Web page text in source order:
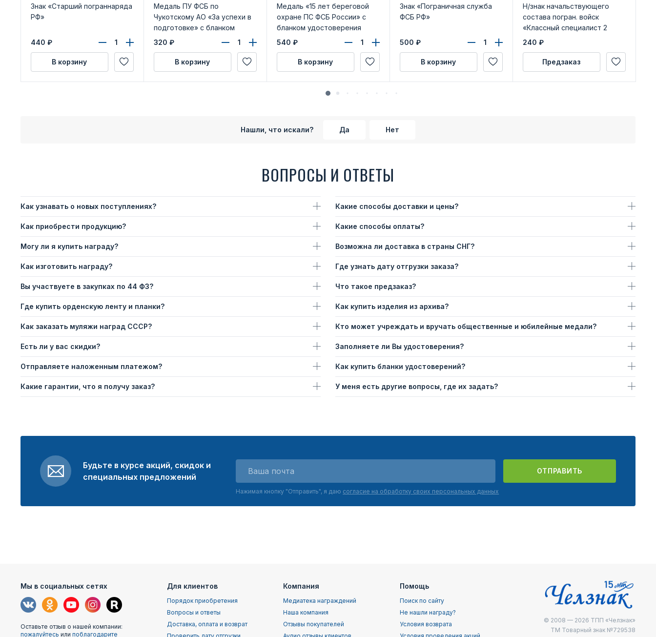
Знак «Старший пограннаряда
РФ»
440 ₽
В корзину
Медаль ПУ ФСБ по
Чукотскому АО «За успехи в
подготовке» с бланком
удостоверения
320 ₽
В корзину
Медаль «15 лет береговой
охране ПС ФСБ России» с
бланком удостоверения
540 ₽
В корзину
Знак «Пограничная служба
ФСБ РФ»
500 ₽
В корзину
Н/знак начальствующего
состава погран. войск
«Классный специалист 2
класса»
240 ₽
Предзаказ
Нашли, что искали? Да Нет
ВОПРОСЫ И ОТВЕТЫ
Как узнавать о новых поступлениях?
Как приобрести продукцию?
Могу ли я купить награду?
Как изготовить награду?
Вы участвуете в закупках по 44 ФЗ?
Где купить орденскую ленту и планки?
Как заказать муляжи наград СССР?
Есть ли у вас скидки?
Отправляете наложенным платежом?
Какие гарантии, что я получу заказ?
Какие способы доставки и цены?
Какие способы оплаты?
Возможна ли доставка в страны СНГ?
Где узнать дату отгрузки заказа?
Что такое предзаказ?
Как купить изделия из архива?
Кто может учреждать и вручать общественные и юбилейные медали?
Заполняете ли Вы удостоверения?
Как купить бланки удостоверений?
У меня есть другие вопросы, где их задать?
Будьте в курсе акций, скидок и
специальных предложений
ОТПРАВИТЬ
Нажимая кнопку "Отправить", я даю согласие на обработку своих персональных данных
Мы в социальных сетях
Оставьте отзыв о нашей компании:
пожалуйтесь или поблагодарите
Для клиентов
Порядок приобретения
Вопросы и ответы
Доставка, оплата и возврат
Компания
Медиатека награждений
Наша компания
Отзывы покупателей
Помощь
Поиск по сайту
Не нашли награду?
Условия возврата
© 2008 — 2026 ТПП «Челзнак»
ТМ Товарный знак №729538